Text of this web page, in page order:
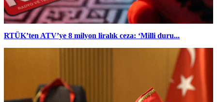
RTÜK’ten ATV’ye 8 milyon liralık ceza: ‘Milli duru...